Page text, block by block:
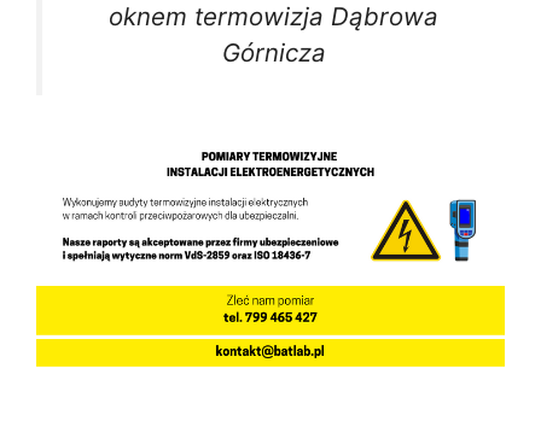
oknem termowizja Dąbrowa
Górnicza